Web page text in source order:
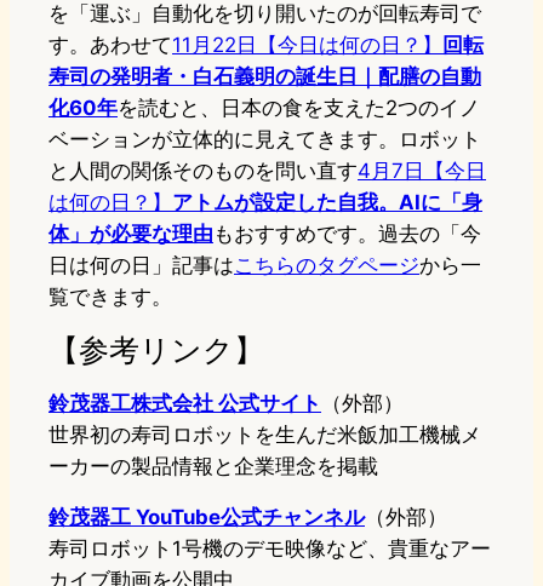
を「運ぶ」自動化を切り開いたのが回転寿司で
す。あわせて11月22日【今日は何の日？】
回転
寿司の発明者・白石義明の誕生日｜配膳の自動
化60年を読むと、日本の食を支えた2つのイノ
ベーションが立体的に見えてきます。ロボット
と人間の関係そのものを問い直す4月7日【今日
は何の日？】 アトムが設定した自我。AIに「身
体」が必要な理由 もおすすめです。過去の「今
日は何の日」記事はこちらのタグページから一
覧できます。
【参考リンク】
鈴茂器工株式会社 公式サイト
（外部）
世界初の寿司ロボットを生んだ米飯加工機械メ
ーカーの製品情報と企業理念を掲載
鈴茂器工 YouTube公式チャンネル（外部）
寿司ロボット1号機のデモ映像など、貴重なアー
カイブ動画を公開中